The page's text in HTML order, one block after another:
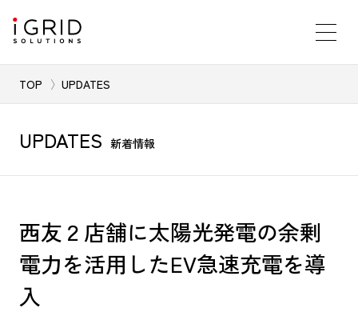
TOP UPDATES
UPDATES 新着情報
西友２店舗に太陽光発電の余剰
電力を活用したEV急速充電を導
入